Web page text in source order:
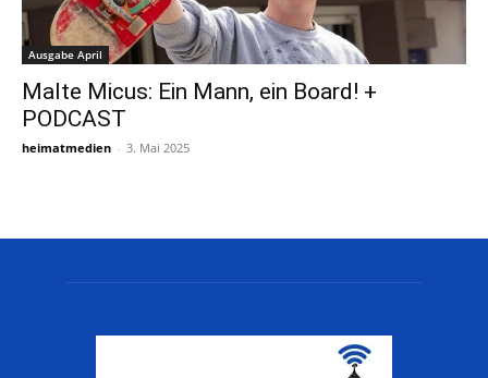
Ausgabe April
Malte Micus: Ein Mann, ein Board! +
PODCAST
heimatmedien - 3. Mai 2025